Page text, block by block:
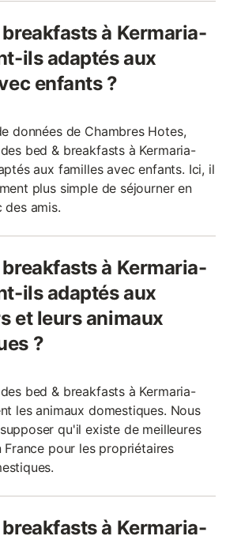
breakfasts à Kermaria-
ils adaptés aux
enfants ?
données de Chambres Hotes,
bed & breakfasts à Kermaria-
aux familles avec enfants. Ici, il
plus simple de séjourner en
des amis.
breakfasts à Kermaria-
ils adaptés aux
et leurs animaux
?
bed & breakfasts à Kermaria-
les animaux domestiques. Nous
qu'il existe de meilleures
France pour les propriétaires
breakfasts à Kermaria-